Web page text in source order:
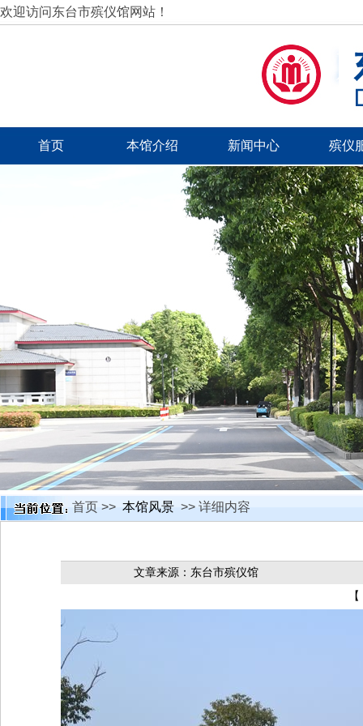
欢迎访问东台市殡仪馆网站！
首页 本馆介绍 新闻中心 殡仪
首页 >> 本馆风景 >> 详细内容
文章来源：东台市殡仪馆
【